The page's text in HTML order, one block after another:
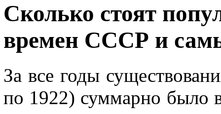
Сколько стоят
времен СССР и
За все годы
по 1922) суммарно было